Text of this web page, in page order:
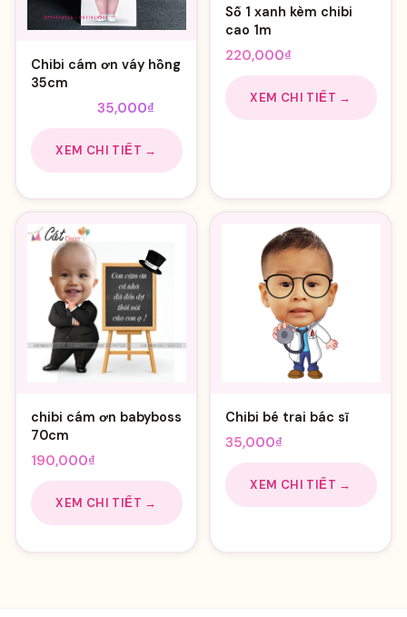
Chibi cám ơn váy hồng
35cm
Giá
gốc
là:
40,000₫.
35,000₫
hiện
tại
là:
XEM CHI TIẾT →
Số 1 xanh kèm chibi
cao 1m
220,000₫
XEM CHI TIẾT →
chibi cám ơn babyboss
70cm
190,000₫
XEM CHI TIẾT →
Chibi bé trai bác sĩ
35,000₫
XEM CHI TIẾT →